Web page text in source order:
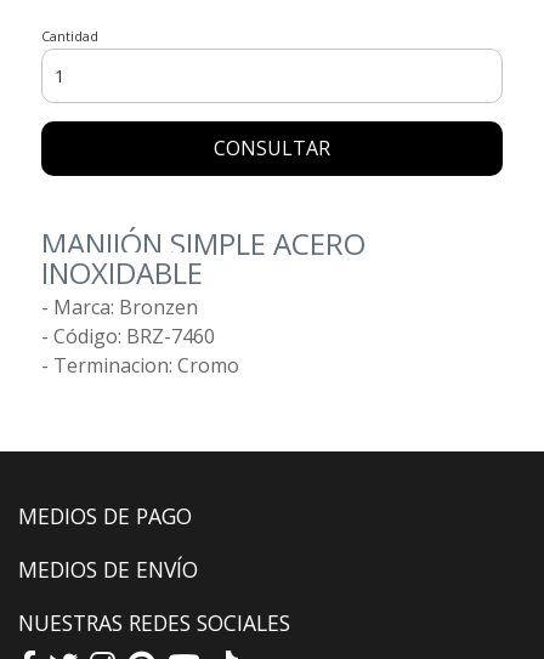
Cantidad
CONSULTAR
MANIJÓN SIMPLE ACERO
INOXIDABLE
- Marca: Bronzen
- Código: BRZ-7460
- Terminacion: Cromo
MEDIOS DE PAGO
MEDIOS DE ENVÍO
NUESTRAS REDES SOCIALES